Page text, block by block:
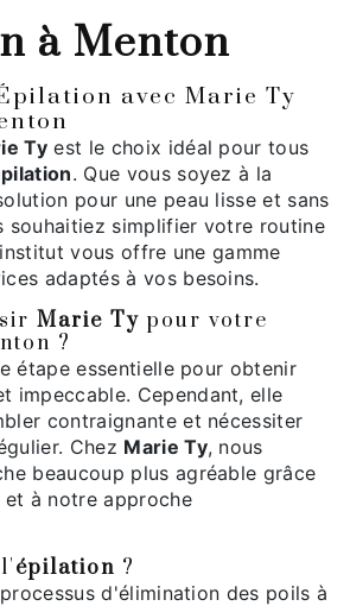
à Menton
Ty est le choix idéal pour tous
. Que vous soyez à la
pour une peau lisse et sans
souhaitiez simplifier votre routine
vous offre une gamme
adaptés à vos besoins.
Marie Ty pour votre
?
étape essentielle pour obtenir
impeccable. Cependant, elle
contraignante et nécessiter
Chez Marie Ty, nous
beaucoup plus agréable grâce
à notre approche
épilation ?
d'élimination des poils à